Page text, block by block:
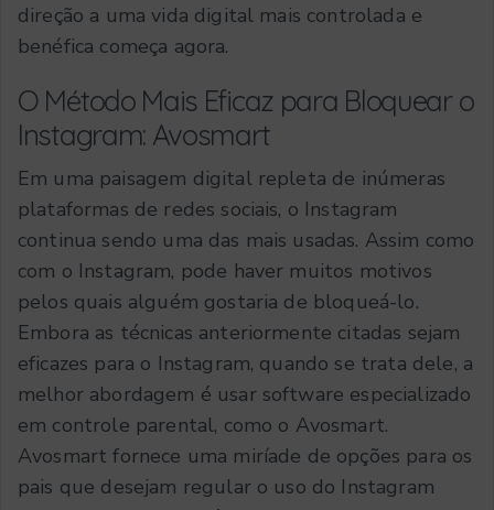
direção a uma vida digital mais controlada e
benéfica começa agora.
O Método Mais Eficaz para Bloquear o
Instagram: Avosmart
Em uma paisagem digital repleta de inúmeras
plataformas de redes sociais, o Instagram
continua sendo uma das mais usadas. Assim como
com o Instagram, pode haver muitos motivos
pelos quais alguém gostaria de bloqueá-lo.
Embora as técnicas anteriormente citadas sejam
eficazes para o Instagram, quando se trata dele, a
melhor abordagem é usar software especializado
em controle parental, como o Avosmart.
Avosmart fornece uma miríade de opções para os
pais que desejam regular o uso do Instagram